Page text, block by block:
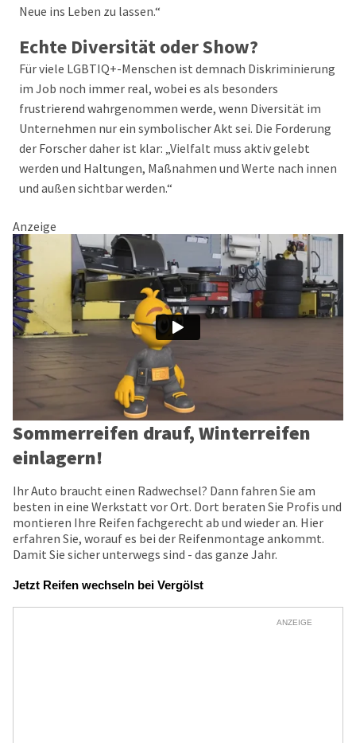
Neue ins Leben zu lassen.“
Echte Diversität oder Show?
Für viele LGBTIQ+-Menschen ist demnach Diskriminierung
im Job noch immer real, wobei es als besonders
frustrierend wahrgenommen werde, wenn Diversität im
Unternehmen nur ein symbolischer Akt sei. Die Forderung
der Forscher daher ist klar: „Vielfalt muss aktiv gelebt
werden und Haltungen, Maßnahmen und Werte nach innen
und außen sichtbar werden.“
Anzeige
Sommerreifen drauf, Winterreifen
einlagern!
Ihr Auto braucht einen Radwechsel? Dann fahren Sie am
besten in eine Werkstatt vor Ort. Dort beraten Sie Profis und
montieren Ihre Reifen fachgerecht ab und wieder an. Hier
erfahren Sie, worauf es bei der Reifenmontage ankommt.
Damit Sie sicher unterwegs sind - das ganze Jahr.
Jetzt Reifen wechseln bei Vergölst
ANZEIGE